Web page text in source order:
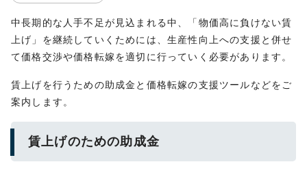
中長期的な人手不足が見込まれる中、「物価高に負けない賃
上げ」を継続していくためには、生産性向上への支援と併せ
て価格交渉や価格転嫁を適切に行っていく必要があります。
賃上げを行うための助成金と価格転嫁の支援ツールなどをご
案内します。
賃上げのための助成金